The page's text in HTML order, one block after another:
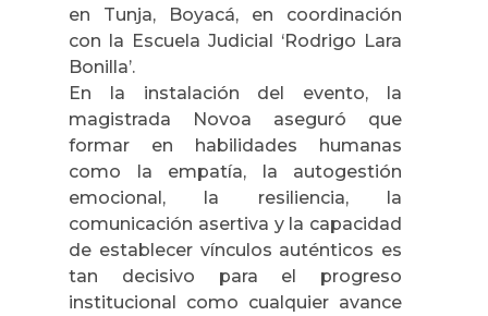
en Tunja, Boyacá, en coordinación
con la Escuela Judicial ‘Rodrigo Lara
Bonilla’.
En la instalación del evento, la
magistrada Novoa aseguró que
formar en habilidades humanas
como la empatía, la autogestión
emocional, la resiliencia, la
comunicación asertiva y la capacidad
de establecer vínculos auténticos es
tan decisivo para el progreso
institucional como cualquier avance